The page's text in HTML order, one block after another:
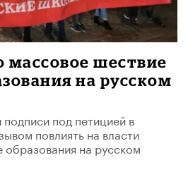
массовое шествие
на русском
под петицией в
повлиять на власти
образования на русском